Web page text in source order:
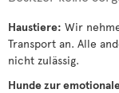
Haustiere: Wir
Transport an. Alle
nicht zulässig.
Hunde zur